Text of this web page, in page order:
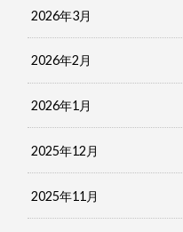
2026年3月
2026年2月
2026年1月
2025年12月
2025年11月